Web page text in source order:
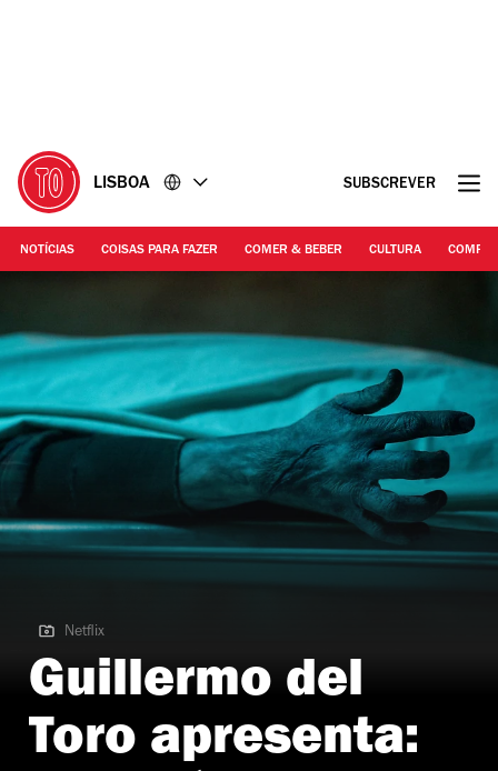
LISBOA SUBSCREVER
NOTÍCIAS COISAS PARA FAZER COMER & BEBER CULTURA
Netflix | O Gabinete de Curiosidades de Guillermo del Toro
Netflix
Guillermo del
Toro apresenta: